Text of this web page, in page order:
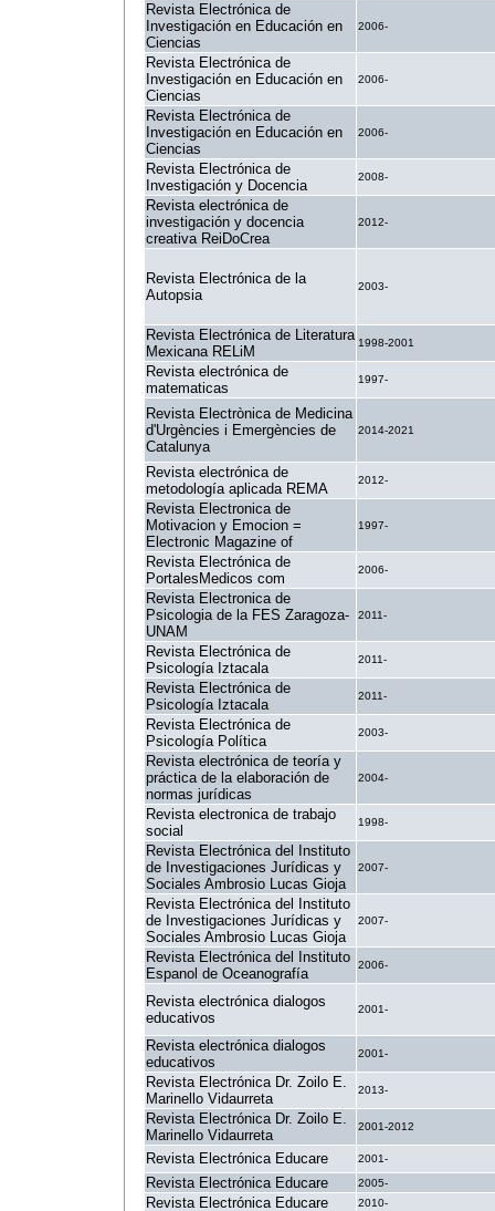
Revista Electrónica de
Investigación en Educación en
Ciencias
2006-
Revista Electrónica de
Investigación en Educación en
Ciencias
2006-
Revista Electrónica de
Investigación en Educación en
Ciencias
2006-
Revista Electrónica de
Investigación y Docencia
2008-
Revista electrónica de
investigación y docencia
creativa ReiDoCrea
2012-
Revista Electrónica de la
Autopsia
2003-
Revista Electrónica de Literatura
Mexicana RELiM
1998-2001
Revista electrónica de
matematicas
1997-
Revista Electrònica de Medicina
d'Urgències i Emergències de
Catalunya
2014-2021
Revista electrónica de
metodología aplicada REMA
2012-
Revista Electronica de
Motivacion y Emocion =
Electronic Magazine of
1997-
Revista Electrónica de
PortalesMedicos com
2006-
Revista Electronica de
Psicologia de la FES Zaragoza-
UNAM
2011-
Revista Electrónica de
Psicología Iztacala
2011-
Revista Electrónica de
Psicología Iztacala
2011-
Revista Electrónica de
Psicología Política
2003-
Revista electrónica de teoría y
práctica de la elaboración de
normas jurídicas
2004-
Revista electronica de trabajo
social
1998-
Revista Electrónica del Instituto
de Investigaciones Jurídicas y
Sociales Ambrosio Lucas Gioja
2007-
Revista Electrónica del Instituto
de Investigaciones Jurídicas y
Sociales Ambrosio Lucas Gioja
2007-
Revista Electrónica del Instituto
Espanol de Oceanografía
2006-
Revista electrónica dialogos
educativos
2001-
Revista electrónica dialogos
educativos
2001-
Revista Electrónica Dr. Zoilo E.
Marinello Vidaurreta
2013-
Revista Electrónica Dr. Zoilo E.
Marinello Vidaurreta
2001-2012
Revista Electrónica Educare 2001-
Revista Electrónica Educare 2005-
Revista Electrónica Educare 2010-